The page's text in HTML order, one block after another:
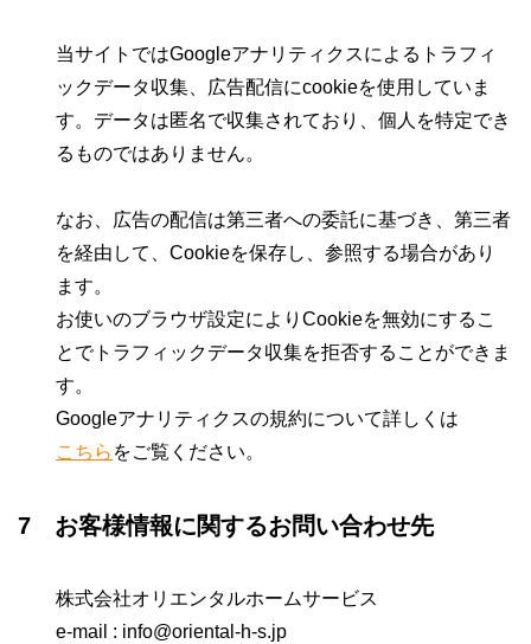
当サイトではGoogleアナリティクスによるトラフィ
ックデータ収集、広告配信にcookieを使用していま
す。データは匿名で収集されており、個人を特定でき
るものではありません。
なお、広告の配信は第三者への委託に基づき、第三者
を経由して、Cookieを保存し、参照する場合があり
ます。
お使いのブラウザ設定によりCookieを無効にするこ
とでトラフィックデータ収集を拒否することができま
す。
Googleアナリティクスの規約について詳しくは
こちら をご覧ください。
7 お客様情報に関するお問い合わせ先
株式会社オリエンタルホームサービス
e-mail : info@oriental-h-s.jp